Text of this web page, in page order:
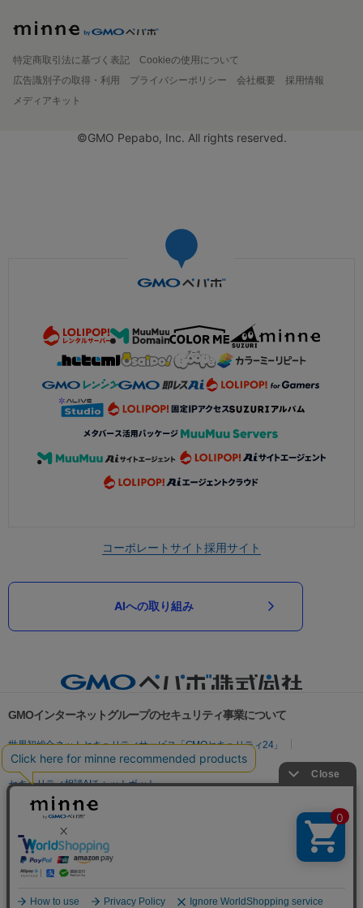
特定商取引法に基づく表記
Cookieの使用について
広告識別子の取得・利用
プライバシーポリシー 会社概要
採用情報
メディアキット
©GMO Pepabo, Inc. All rights reserved.
コーポレートサイト採用サイト
AIへの取り組み
GMOインターネットグループのセキュリティ事業について
世界初総合ネットセキュリティサービス「GMOセキュリティ24」
パスワード漏洩診断
Webサイトリスク診断
セキュリティ相談AIチャットボット
実在証明・盗聴対策
サイバー攻撃対策（GMO Flatt Security）
セキュリティ事業の軌跡